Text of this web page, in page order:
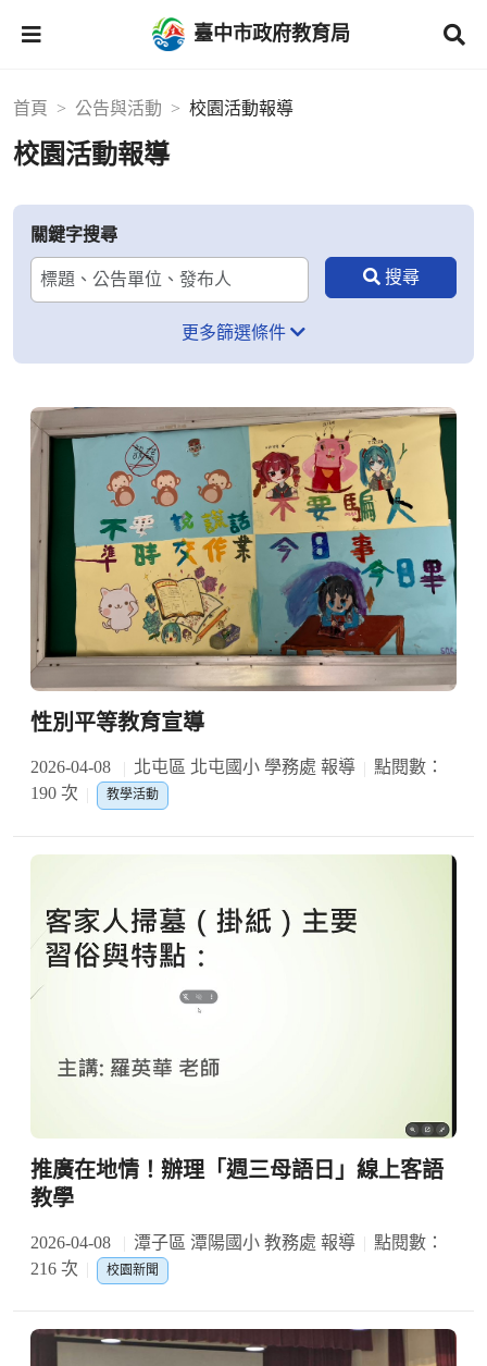
臺中市政府教育局
首頁 公告與活動 校園活動報導
校園活動報導
關鍵字搜尋
更多篩選條件
性別平等教育宣導
2026-04-08 北屯區 北屯國小 學務處 報導
點閱數：
190 次
教學活動
推廣在地情！辦理「週三母語日」線上客語
教學
2026-04-08 潭子區 潭陽國小 教務處 報導
點閱數：
216 次
校園新聞